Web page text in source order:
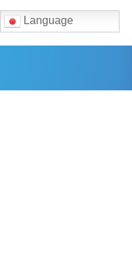
Language